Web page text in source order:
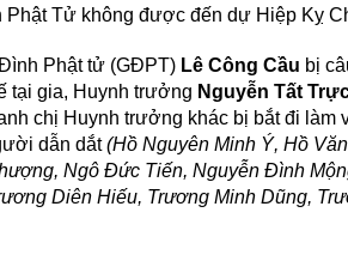
Phật Tử không được đến dự Hiệp Kỵ
Phật tử (GĐPT) Lê Công Cầu bị
tại gia, Huynh trưởng Nguyễn Tất
chị Huynh trưởng khác bị bắt đi làm
dẫn dắt(Hồ Nguyên Minh Ý, Hồ
Ngô Đức Tiến, Nguyễn Đình
Diên Hiếu, Trương Minh Dũng,